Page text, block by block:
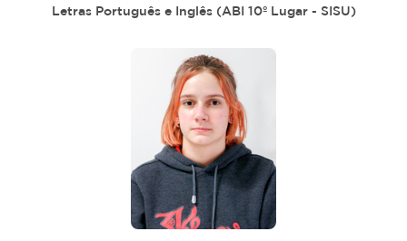
Letras Português e Inglês (ABI 10º Lugar - SISU)